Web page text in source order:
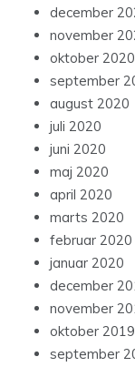
december
november
oktober 2020
september
august 2020
juli 2020
juni 2020
maj 2020
april 2020
marts 2020
februar 2020
januar 2020
december
november
oktober 2019
september